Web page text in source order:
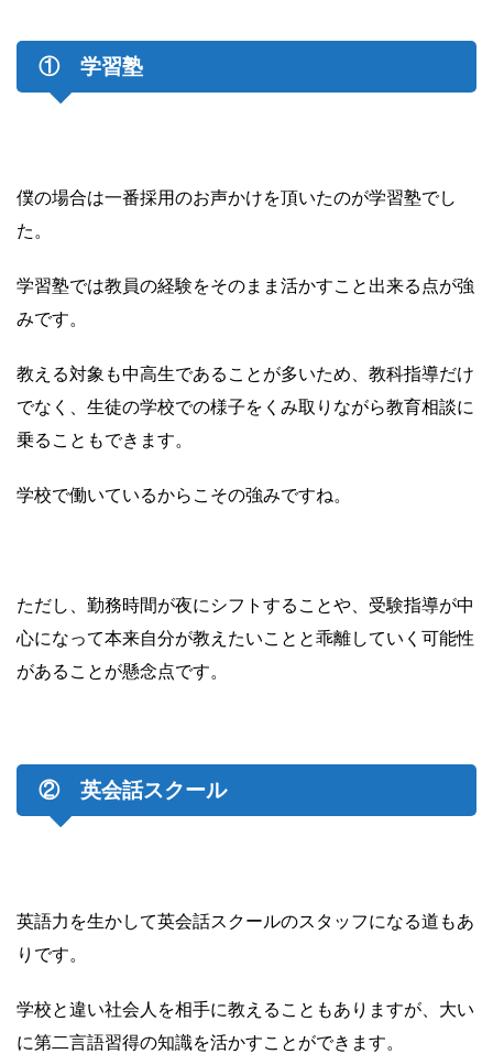
① 学習塾
僕の場合は一番採用のお声かけを頂いたのが学習塾でし
た。
学習塾では教員の経験をそのまま活かすこと出来る点が強
みです。
教える対象も中高生であることが多いため、教科指導だけ
でなく、生徒の学校での様子をくみ取りながら教育相談に
乗ることもできます。
学校で働いているからこその強みですね。
ただし、勤務時間が夜にシフトすることや、受験指導が中
心になって本来自分が教えたいことと乖離していく可能性
があることが懸念点です。
② 英会話スクール
英語力を生かして英会話スクールのスタッフになる道もあ
りです。
学校と違い社会人を相手に教えることもありますが、大い
に第二言語習得の知識を活かすことができます。